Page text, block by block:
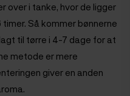
over i tanke, hvor de ligger
Så kommer bønnerne
til tørre i 4-7 dage for at
metode er mere
giver en anden